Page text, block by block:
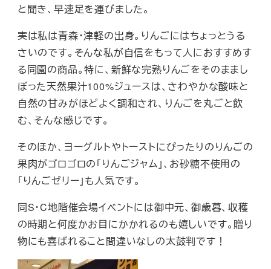
と聞き、早速足を運びました。
実は私は青森・津軽の出身。りんごにはちょっとうる
さいのです。そんな私が自信をもって人におすすめす
る同園の商品。特に、新鮮な完熟りんごをそのままし
ぼった天然果汁100%ジュースは、さわやかな酸味と
自然の甘みがほどよく調和され、りんごを丸ごと飲
む、そんな感じです。
そのほか、ヨーグルトやトーストにぴったりのりんごの
果肉がゴロゴロの「りんごジャム」、お砂糖不使用の
「りんごゼリー」も人気です。
同S・C地階催会場イベントには御中元、御歳暮、収穫
の時期と何度かお目にかかれるのも嬉しいです。贈り
物にも喜ばれること間違いなしの太鼓判です！